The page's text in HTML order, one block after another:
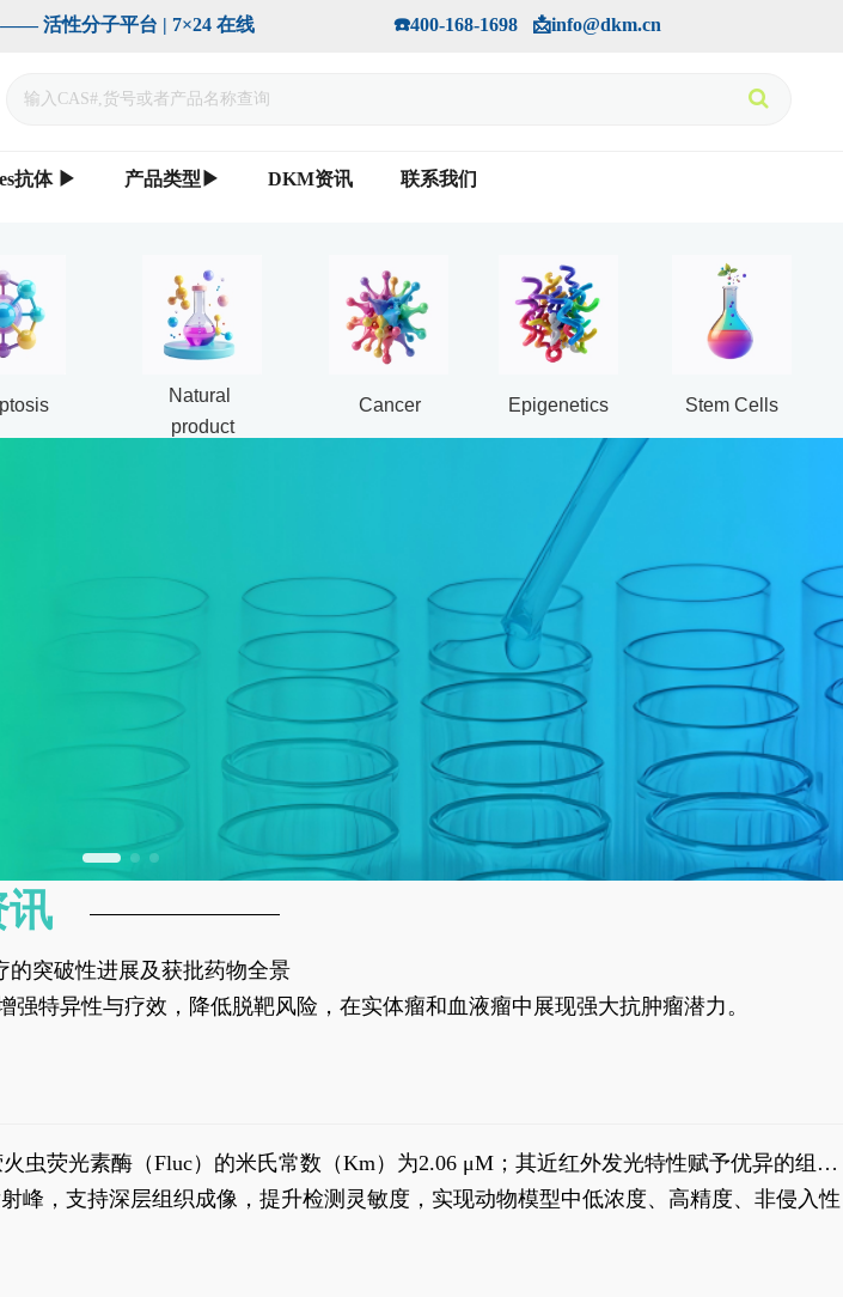
手机版
活性分子平台 | 7×24 在线                             ☎️400-168-1698   📩info@dkm.cn
抗体 ▶ 产品类型▶ DKM资讯 联系我们
Natural
product
Cancer Epigenetics Stem Cells
的突破性进展及获批药物全景
特异性与疗效，降低脱靶风险，在实体瘤和血液瘤中展现强大抗肿瘤潜力。
虫荧光素酶（Fluc）的米氏常数（Km）为2.06 μM；其近红外发光特性赋予优异的组织
药剂量下的高灵敏度、非侵入式生物发光动态追踪。
峰，支持深层组织成像，提升检测灵敏度，实现动物模型中低浓度、高精度、非侵入性